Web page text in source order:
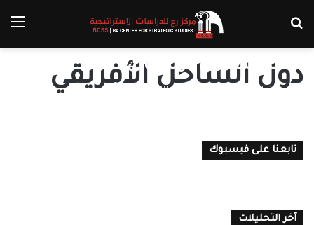
دول الساحل الأفريقي
الأزمات المتلاحقة.. لماذا تتعثر
السلطة في دولة مالي؟
د. محمد فؤاد رشوان
تابعنا على فيسبوك
آخر التحليلات